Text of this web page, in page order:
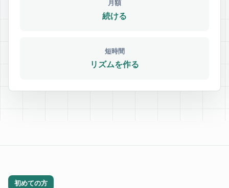
月額
続ける
短時間
リズムを作る
初めての方